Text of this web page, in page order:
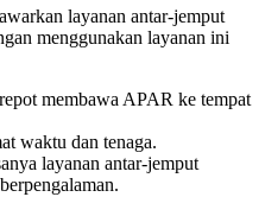
layanan antar-jemput
menggunakan layanan ini
membawa APAR ke tempat
waktu dan tenaga.
layanan antar-jemput